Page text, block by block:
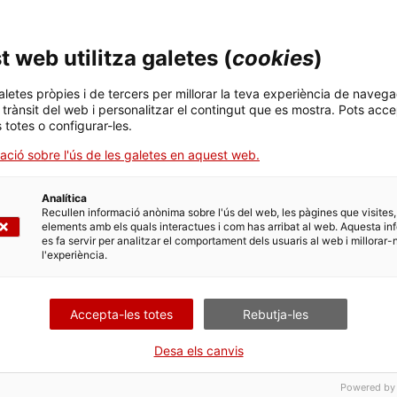
l'art de la memòria a través del pas del temps. Fugint
moments viscuts en companyia; sobretot en companyia
la clau del qual és el mateix temps sembla una
a través d'imatges. Activant un exercici de recordar i
que vol recordar, o el que les seves fonts permeten
temporalitats queers, la nostàlgia pel futur i
establiran un diàleg amb aquesta peça de Bonet que
a través de la imatge.
al desembre de 2019, i el seu primer
Des de llavors fa drag de manera esporàdica amb la
mentre navega l'expressió de la seva pròpia feminitat i
fermare-tempo/
web utilitza galetes (cookies)
pròpies i de tercers per millorar la teva experiència de
del web i personalitzar el contingut que es mostra. Pots
totes o configurar-les.
sobre l'ús de les galetes en aquest web.
Analítica
Recullen informació anònima sobre l'ús del web, les pàgines que
elements amb els quals interactues i com has arribat al web. Aquesta
es fa servir per analitzar el comportament dels usuaris al web i millorar-
l'experiència.
Accepta-les totes Rebutja-les
Desa els canvis
Powered by